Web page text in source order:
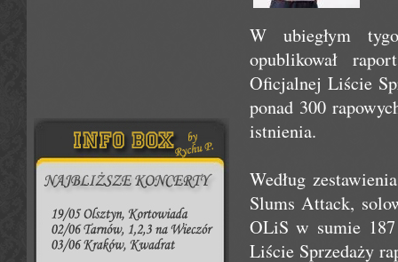
W ubiegłym
opublikował
Oficjalnej Liście
ponad 300
istnienia.
Według
Slums Attack,
OLiS w sumie
Liście Sprzedaży